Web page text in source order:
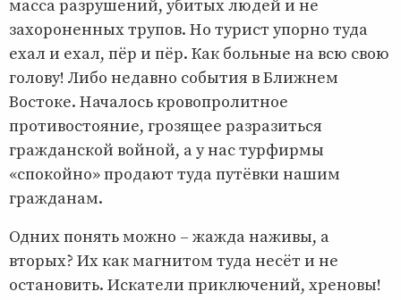
масса разрушений, убитых людей и не
захороненных трупов. Но турист упорно туда
ехал и ехал, пёр и пёр. Как больные на всю свою
голову! Либо недавно события в Ближнем
Востоке. Началось кровопролитное
противостояние, грозящее разразиться
гражданской войной, а у нас турфирмы
«спокойно» продают туда путёвки нашим
гражданам.
Одних понять можно – жажда наживы, а
вторых? Их как магнитом туда несёт и не
остановить. Искатели приключений, хреновы!